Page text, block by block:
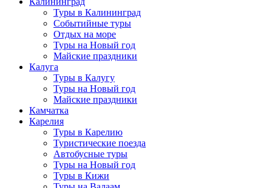
Туры в Калининград
Событийные туры
Отдых на море
Туры на Новый год
Майские праздники
Калуга
Туры в Калугу
Туры на Новый год
Майские праздники
Камчатка
Карелия
Туры в Карелию
Туристические поезда
Автобусные туры
Туры на Новый год
Туры в Кижи